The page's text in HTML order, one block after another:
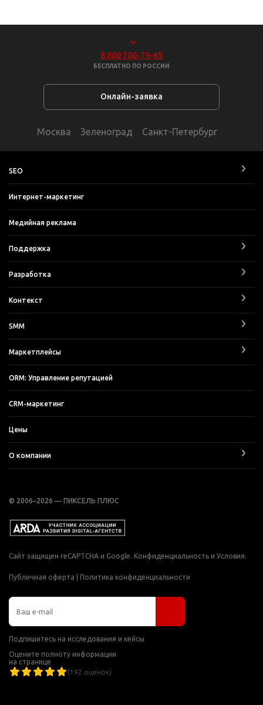
8 800 700-79-65
БЕСПЛАТНО ПО РОССИИ
Онлайн-заявка
Москва Зеленоград Санкт-Петербург
SEO
Интернет-маркетинг
Медийная реклама
Поддержка
Разработка
Контекст
SMM
Маркетплейсы
ORM: Управление репутацией
CRM-маркетинг
Цены
О компании
© 2006–2026 — ПИКСЕЛЬ ПЛЮС
Сайт защищен reCAPTCHA и Google. Конфиденциальность и Условия.
Публичная оферта Политика конфиденциальности
Подпишитесь на исследования и кейсы
Оцените полноту информации
на странице
(192 оценок)